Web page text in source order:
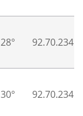
28°
30°